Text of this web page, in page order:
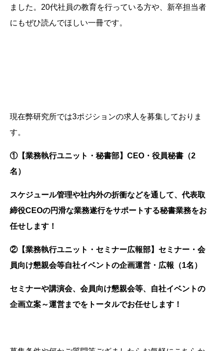
ました。20代社員の教育を行っている方や、新卒担当者
にもぜひ読んでほしい一冊です。
現在弊研究所では3ポジションの求人を募集しておりま
す。
①【業務執行ユニット・秘書部】CEO・役員秘書（2
名）
スケジュール管理や社内外の折衝などを通して、代表取
締役CEOの円滑な業務遂行をサポートする秘書業務をお
任せします！
②【業務執行ユニット・セミナー広報部】セミナー・会
員向け懇親会等自社イベントの企画運営・広報（1名）
セミナーや講演会、会員向け懇親会等、自社イベントの
企画立案～運営までをトータルでお任せします！